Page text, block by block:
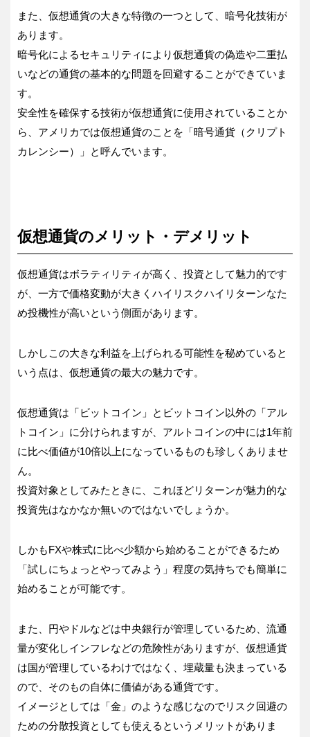
また、仮想通貨の大きな特徴の一つとして、暗号化技術が
あります。
暗号化によるセキュリティにより仮想通貨の偽造や二重払
いなどの通貨の基本的な問題を回避することができていま
す。
安全性を確保する技術が仮想通貨に使用されていることか
ら、アメリカでは仮想通貨のことを「暗号通貨（クリプト
カレンシー）」と呼んでいます。
仮想通貨のメリット・デメリット
仮想通貨はボラティリティが高く、投資として魅力的です
が、一方で価格変動が大きくハイリスクハイリターンなた
め投機性が高いという側面があります。
しかしこの大きな利益を上げられる可能性を秘めていると
いう点は、仮想通貨の最大の魅力です。
仮想通貨は「ビットコイン」とビットコイン以外の「アル
トコイン」に分けられますが、アルトコインの中には1年前
に比べ価値が10倍以上になっているものも珍しくありませ
ん。
投資対象としてみたときに、これほどリターンが魅力的な
投資先はなかなか無いのではないでしょうか。
しかもFXや株式に比べ少額から始めることができるため
「試しにちょっとやってみよう」程度の気持ちでも簡単に
始めることが可能です。
また、円やドルなどは中央銀行が管理しているため、流通
量が変化しインフレなどの危険性がありますが、仮想通貨
は国が管理しているわけではなく、埋蔵量も決まっている
ので、そのもの自体に価値がある通貨です。
イメージとしては「金」のような感じなのでリスク回避の
ための分散投資としても使えるというメリットがありま